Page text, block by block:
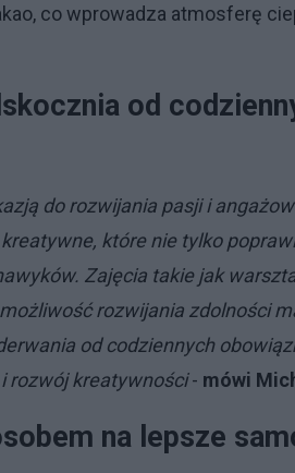
co wprowadza atmosferę
od
do rozwijania pasji i
które nie tylko
Zajęcia takie jak
rozwijania zdolności
od codziennych
rozwój kreatywności- mówi
na lepsze